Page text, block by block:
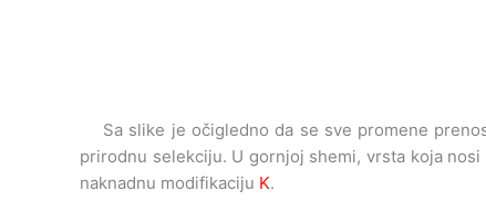
Sa slike je očigledno da se sve promene
prirodnu selekciju. U gornjoj shemi, vrsta koja nosi
naknadnu modifikaciju K.